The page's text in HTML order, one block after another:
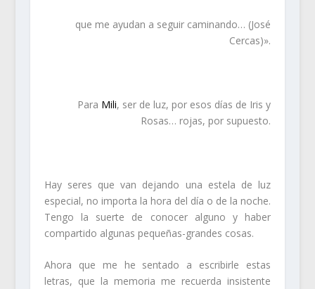
que me ayudan a seguir caminando… (José
Cercas)».
Para Mili, ser de luz, por esos días de Iris y
Rosas… rojas, por supuesto.
Hay seres que van dejando una estela de luz
especial, no importa la hora del día o de la noche.
Tengo la suerte de conocer alguno y haber
compartido algunas pequeñas-grandes cosas.
Ahora que me he sentado a escribirle estas
letras, que la memoria me recuerda insistente